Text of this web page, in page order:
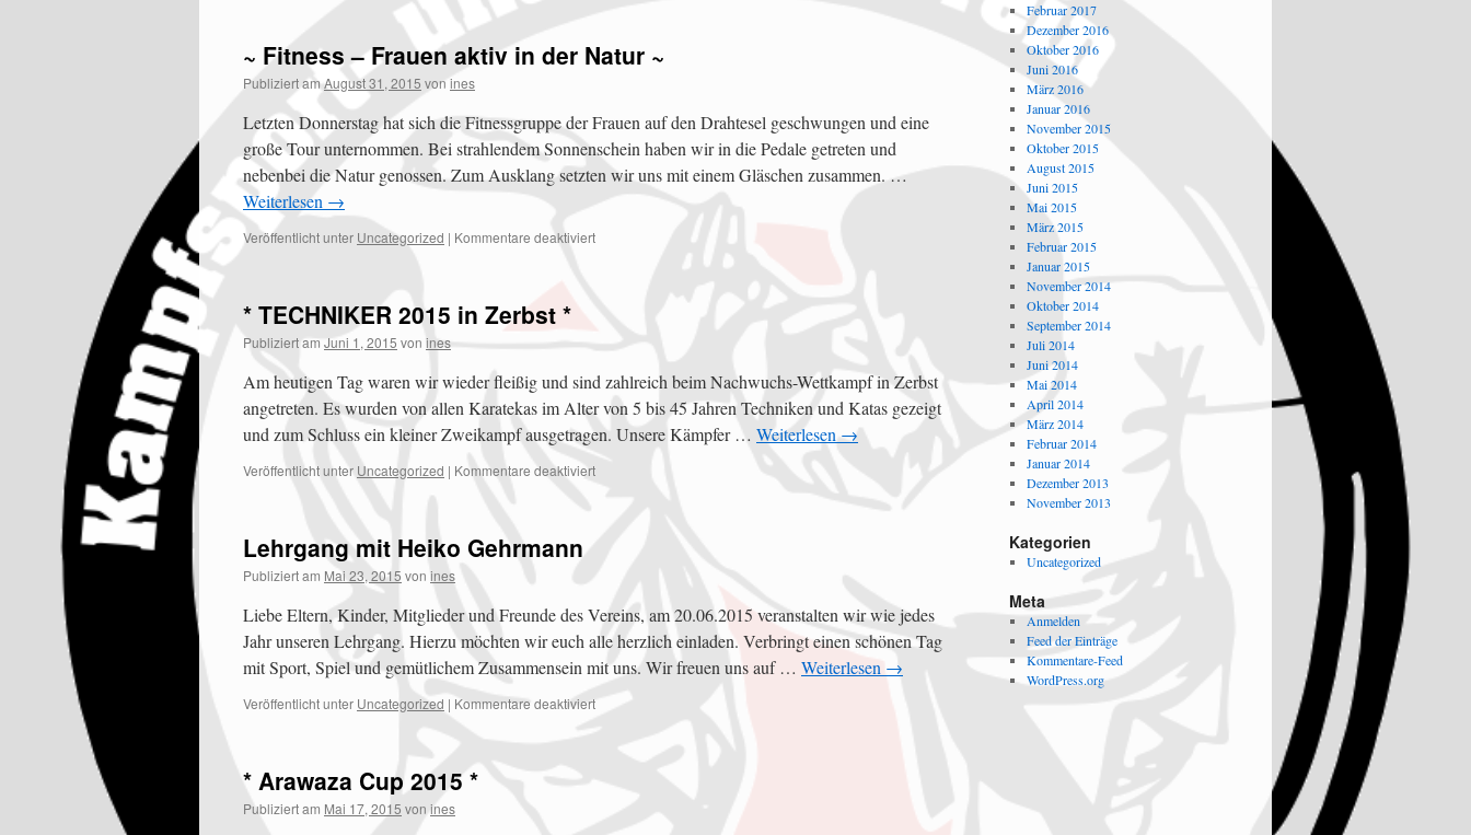
~ Fitness – Frauen aktiv in der Natur ~
Publiziert amAugust 31, 2015 von ines
Letzten Donnerstag hat sich die Fitnessgruppe der Frauen auf den Drahtesel geschwungen und eine
große Tour unternommen. Bei strahlendem Sonnenschein haben wir in die Pedale getreten und
nebenbei die Natur genossen. Zum Ausklang setzten wir uns mit einem Gläschen zusammen. …
Weiterlesen →
Veröffentlicht unter Uncategorized | Kommentare deaktiviert
* TECHNIKER 2015 in Zerbst *
Publiziert am Juni 1, 2015 von ines
Am heutigen Tag waren wir wieder fleißig und sind zahlreich beim Nachwuchs-Wettkampf in Zerbst
angetreten. Es wurden von allen Karatekas im Alter von 5 bis 45 Jahren Techniken und Katas gezeigt
und zum Schluss ein kleiner Zweikampf ausgetragen. Unsere Kämpfer … Weiterlesen →
Veröffentlicht unter Uncategorized | Kommentare deaktiviert
Lehrgang mit Heiko Gehrmann
Publiziert am Mai 23, 2015 von ines
Liebe Eltern, Kinder, Mitglieder und Freunde des Vereins, am 20.06.2015 veranstalten wir wie jedes
Jahr unseren Lehrgang. Hierzu möchten wir euch alle herzlich einladen. Verbringt einen schönen Tag
mit Sport, Spiel und gemütlichem Zusammensein mit uns. Wir freuen uns auf … Weiterlesen →
Veröffentlicht unter Uncategorized | Kommentare deaktiviert
* Arawaza Cup 2015 *
Publiziert am Mai 17, 2015 von ines
Februar 2017
Dezember 2016
Oktober 2016
Juni 2016
März 2016
Januar 2016
November 2015
Oktober 2015
August 2015
Juni 2015
Mai 2015
März 2015
Februar 2015
Januar 2015
November 2014
Oktober 2014
September 2014
Juli 2014
Juni 2014
Mai 2014
April 2014
März 2014
Februar 2014
Januar 2014
Dezember 2013
November 2013
Kategorien
Uncategorized
Meta
Anmelden
Feed der Einträge
Kommentare-Feed
WordPress.org